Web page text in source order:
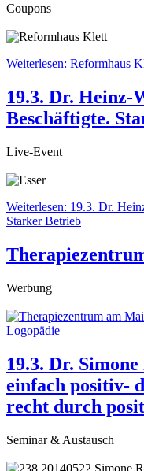
Coupons
Weiterlesen: Reformhaus
19.3. Dr. Heinz-
Beschäftigte.
Live-Event
Weiterlesen: 19.3. Dr.
Starker Betrieb
Werbung
19.3. Dr.
einfach positiv-
recht durch
Seminar & Austausch